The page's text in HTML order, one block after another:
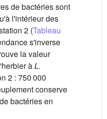
de bactéries sont
l'intérieur des
2 (Tableau
s'inverse
la valeur
àL.
2 : 750 000
conserve
bactéries en